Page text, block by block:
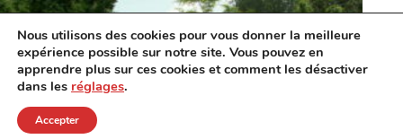
Nous utilisons des cookies pour vous donner la meilleure
expérience possible sur notre site. Vous pouvez en
apprendre plus sur ces cookies et comment les désactiver
dans les réglages.
Accepter